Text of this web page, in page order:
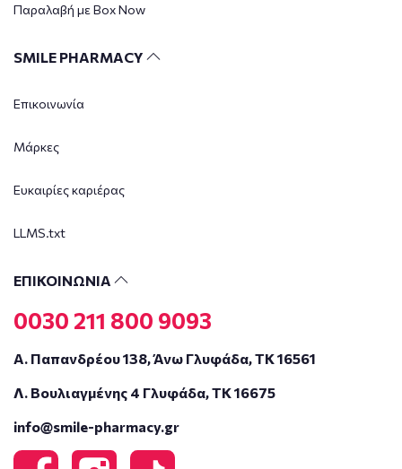
Παραλαβή με Box Now
SMILE PHARMACY
Επικοινωνία
Μάρκες
Ευκαιρίες καριέρας
LLMS.txt
ΕΠΙΚΟΙΝΩΝΙΑ
0030 211 800 9093
Α. Παπανδρέου 138, Άνω Γλυφάδα, ΤΚ 16561
Λ. Βουλιαγμένης 4 Γλυφάδα, ΤΚ 16675
info@smile-pharmacy.gr